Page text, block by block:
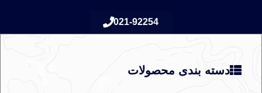
021-92254
دسته بندی محصولات